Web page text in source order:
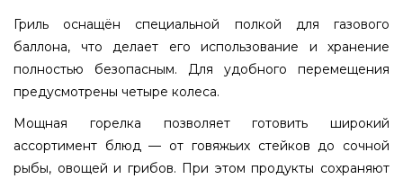
Гриль оснащён специальной полкой для газового
баллона, что делает его использование и хранение
полностью безопасным. Для удобного перемещения
предусмотрены четыре колеса.
Мощная горелка позволяет готовить широкий
ассортимент блюд — от говяжьих стейков до сочной
рыбы, овощей и грибов. При этом продукты сохраняют